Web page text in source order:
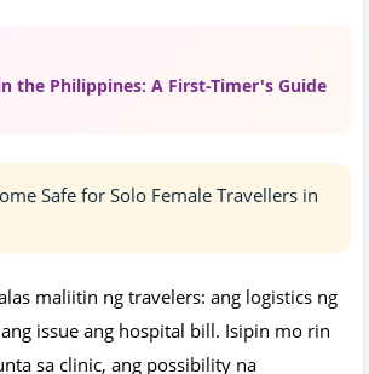
the Philippines: A First-Timer's Guide
Safe for Solo Female Travellers in
maliitin ng travelers: ang logistics ng
issue ang hospital bill. Isipin mo rin
sa clinic, ang possibility na